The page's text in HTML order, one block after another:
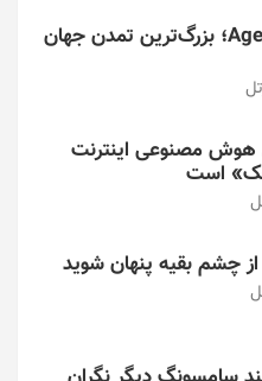
بازی/ Age of 2048؛ بزرگ‌ترین تمدن جهان
مصنوعی اینترنت
است